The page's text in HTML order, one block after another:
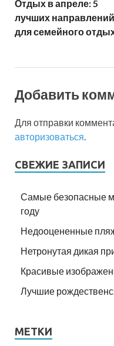
Отдых в апреле: 5
лучших направлений
для семейного
Добавить
Для отправки
авторизоваться
СВЕЖИЕ ЗАПИСИ
Самые безопасные
году
Недооцененные
Нетронутая дикая
Красивые
Лучшие
МЕТКИ